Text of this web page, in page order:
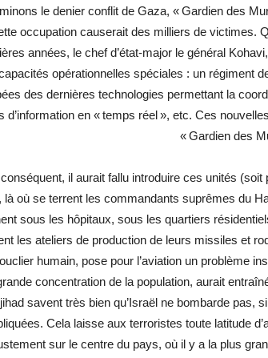
le denier conflit de Gaza, « Gardien des
occupation causerait des milliers de victimes.
années, le chef d’état-major le général
opérationnelles spéciales : un régiment
des dernières technologies permettant la
d’information en « temps réel », etc. Ces
« Gardien des
il aurait fallu introduire ces unités
là où se terrent les commandants suprêmes du
sous les hôpitaux, sous les quartiers
les ateliers de production de leurs missiles et
humain, pose pour l’aviation un problème
concentration de la population, aurait
savent très bien qu’Israël ne bombarde pas,
Cela laisse aux terroristes toute latitude
sur le centre du pays, où il y a la plus